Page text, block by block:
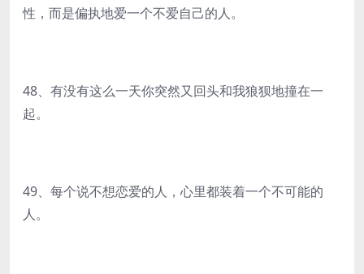
性，而是偏执地爱一个不爱自己的人。
48、有没有这么一天你突然又回头和我狼狈地撞在一
起。
49、每个说不想恋爱的人，心里都装着一个不可能的
人。